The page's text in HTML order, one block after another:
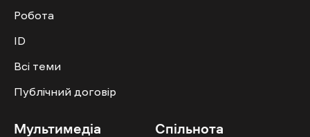
Робота
ID
Всі теми
Публічний договір
Мультимедіа Спільнота